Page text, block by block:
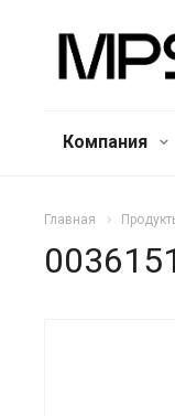
Компания
Главная